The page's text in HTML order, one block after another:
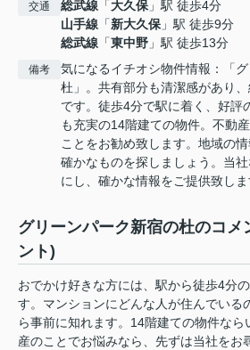
交通 総武線 「大久保」駅 徒歩4分
山手線 「新大久保」駅 徒歩9分
総武線 「東中野 」駅 徒歩13分
備考
気になるイチオシ物件情報：「
杜」。共有部分も清潔感があり
です。徒歩4分で駅に着く、好評
も充実の14階建ての物件。不動
ことをお勧め致します。地域の情
確かなものを探しましょう。当
にし、確かな情報をご提供致しま
グリーンパーク新宿の杜のコメ
ント)
おでかけ好きな方には、駅から徒歩4分
す。マンションにどんな人が住んでいる
ら事前に知れます。14階建ての物件なら
産のことでお悩みなら、先ずは当社をお